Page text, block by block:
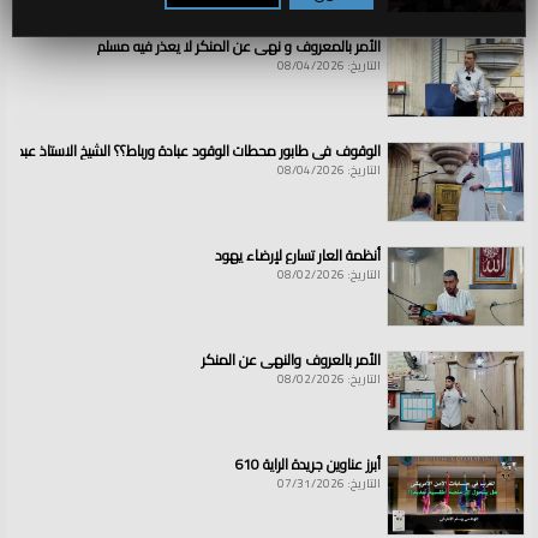
الأقصى،|القدس،|فلسطين|،مسرى
المسجد|بيت|المقدس،|نداءات،الشيخ،|المدرس،|المفكر،|السياسي|الشاب،|
المقدسي،|عميرة،|الخطواني،|درس،|تفسير،|تعليق،|نداء
الأمر بالمعروف و نهي عن المنكر لا يعذر فيه مسلم
التاريخ: 08/04/2026
الوقوف في طابور محطات الوقود عبادة ورباط؟؟ الشيخ الاستاذ عبد
التاريخ: 08/04/2026
أنظمة العار تسارع لإرضاء يهود
التاريخ: 08/02/2026
الأمر بالعروف والنهي عن المنكر
التاريخ: 08/02/2026
أبرز عناوين جريدة الراية 610
التاريخ: 07/31/2026